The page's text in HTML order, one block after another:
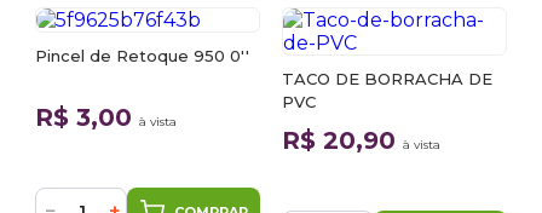
Pincel de Retoque 950 0''
R$ 3,00 à vista
TACO DE BORRACHA DE
PVC
R$ 20,90 à vista